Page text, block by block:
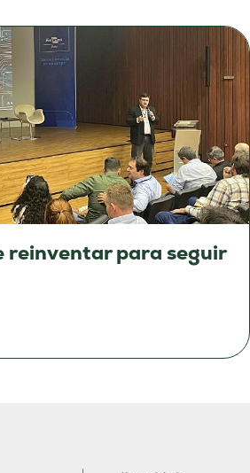
reinventar para seguir